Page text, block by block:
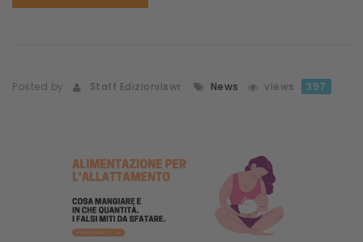
Posted by Staff Edizionilswr News views 397